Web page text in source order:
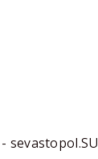
sevastopol.SU